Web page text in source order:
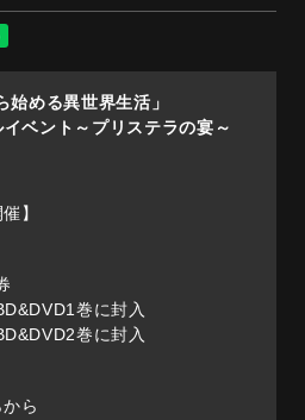
める異世界生活」
ベント～プリステラの宴～
】
巻に封入
巻に封入
ら